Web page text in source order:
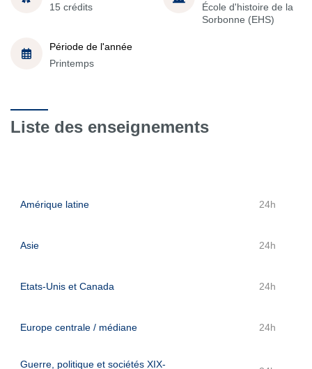
15 crédits
École d'histoire de la
Sorbonne (EHS)
Période de l'année
Printemps
Liste des enseignements
Amérique latine 24h
Asie 24h
Etats-Unis et Canada 24h
Europe centrale / médiane 24h
Guerre, politique et sociétés XIX-